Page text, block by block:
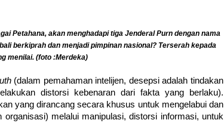
Petahana, akan menghadapi tiga Jenderal Purn dengan nama
berkiprah dan menjadi pimpinan nasional? Terserah kepada
menilai. (foto :Merdeka)
(dalam pemahaman intelijen, desepsi adalah tindakan
distorsi kebenaran dari fakta yang berlaku).
yang dirancang secara khusus untuk mengelabui dan
melalui manipulasi, distorsi informasi, untuk